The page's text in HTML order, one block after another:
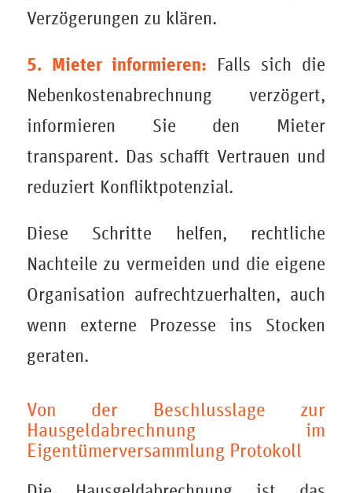
Verzögerungen zu klären.
5. Mieter informieren: Falls sich die
Nebenkostenabrechnung verzögert,
informieren Sie den Mieter
transparent. Das schafft Vertrauen und
reduziert Konfliktpotenzial.
Diese Schritte helfen, rechtliche
Nachteile zu vermeiden und die eigene
Organisation aufrechtzuerhalten, auch
wenn externe Prozesse ins Stocken
geraten.
Von der Beschlusslage zur
Hausgeldabrechnung im
Eigentümerversammlung Protokoll